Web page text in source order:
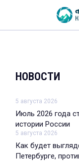
НОВОСТИ
5 августа 2026
Июль 2026 года
истории России
5 августа 2026
Как будет
Петербурге,